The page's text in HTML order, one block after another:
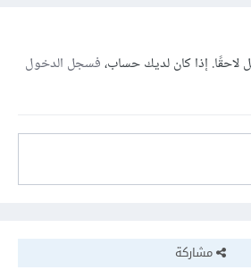
لاحقًا. إذا كان لديك حساب،فسجل الدخول
مشاركة